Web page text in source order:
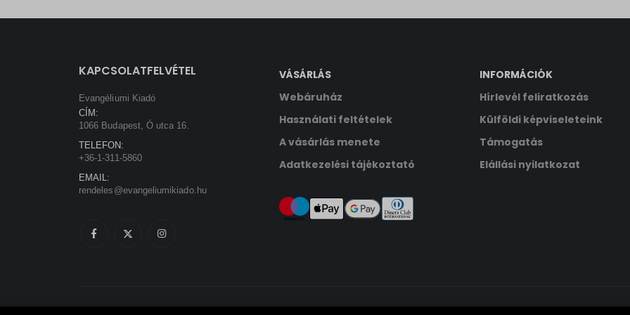
KAPCSOLATFELVÉTEL
Evangéliumi Kiadó
CÍM:
1066 Budapest, Ó utca 16.
TELEFON:
+36-1-311-5860
EMAIL:
rendeles@evangeliumikiado.hu
VÁSÁRLÁS
Webáruház
Használati feltételek
A vásárlás menete
Adatkezelési tájékoztató
INFORMÁCIÓK
Hírlevél feliratkozás
Külföldi képviseleteink
Támogatás
Elállási nyilatkozat